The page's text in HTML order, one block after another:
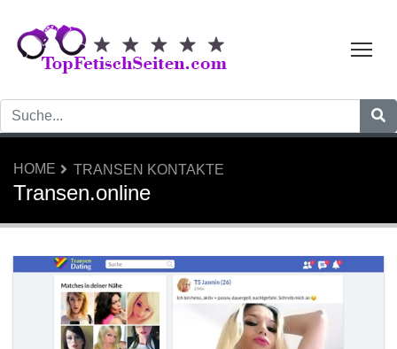
HOME TRANSEN KONTAKTE
Transen.online